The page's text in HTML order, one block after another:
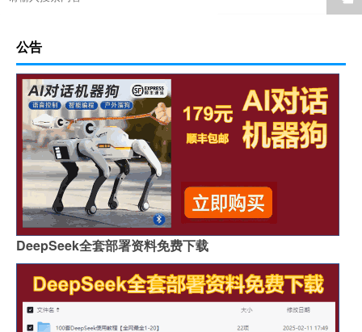
公告
DeepSeek全套部署资料免费下载